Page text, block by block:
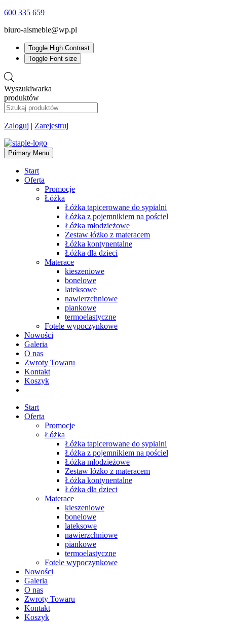
600 335 659
biuro-aismeble@wp.pl
Toggle High Contrast
Toggle Font size
Wyszukiwarka
produktów
Zaloguj | Zarejestruj
Primary Menu
Start
Oferta
Promocje
Łóżka
Łóżka tapicerowane do sypialni
Łóżka z pojemnikiem na pościel
Łóżka młodzieżowe
Zestaw łóżko z materacem
Łóżka kontynentalne
Łóżka dla dzieci
Materace
kieszeniowe
bonelowe
lateksowe
nawierzchniowe
piankowe
termoelastyczne
Fotele wypoczynkowe
Nowości
Galeria
O nas
Zwroty Towaru
Kontakt
Koszyk
Start
Oferta
Promocje
Łóżka
Łóżka tapicerowane do sypialni
Łóżka z pojemnikiem na pościel
Łóżka młodzieżowe
Zestaw łóżko z materacem
Łóżka kontynentalne
Łóżka dla dzieci
Materace
kieszeniowe
bonelowe
lateksowe
nawierzchniowe
piankowe
termoelastyczne
Fotele wypoczynkowe
Nowości
Galeria
O nas
Zwroty Towaru
Kontakt
Koszyk